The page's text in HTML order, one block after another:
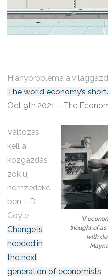
Hiányprobléma a
The world economy’s
Oct 9th 2021 – The
‘If
thought of
with
Változás
kell a
közgazdás
zok új
nemzedéké
ben – D.
Coyle
Change is
needed in
the next
generation of economists